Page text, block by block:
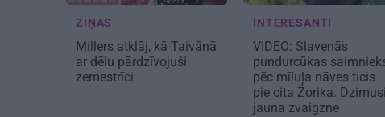
ZIŅAS
Millers atklāj, kā Taivānā
ar dēlu pārdzīvojuši
zemestrīci
INTERESANTI
VIDEO: Slavenās
pundurcūkas
pēc mīluļa nāves ticis
pie cita Žorika. Dzimusi
jauna zvaigzne